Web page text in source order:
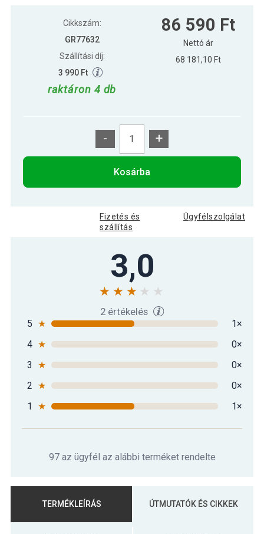
15 kg
72 690 Ft
Gorilla Sports Súlytárcsa gumírozott
25 kg
129 690 Ft
Cikkszám:
GR77632
Szállítási díj:
3 990 Ft
raktáron 4 db
86 590 Ft
Nettó ár
68 181,10 Ft
- +
Kosárba
Fizetés és
szállítás
Ügyfélszolgálat
3,0
2 értékelés
5 ★
1×
4 ★
0×
3
★
0×
2 ★
0×
1
★ 1×
97 az ügyfél az alábbi terméket rendelte
TERMÉKLEÍRÁS ÚTMUTATÓK ÉS CIKKEK